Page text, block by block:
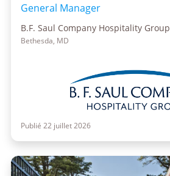
General Manager
B.F. Saul Company Hospitality Group
Bethesda, MD
Publié 22 juillet 2026